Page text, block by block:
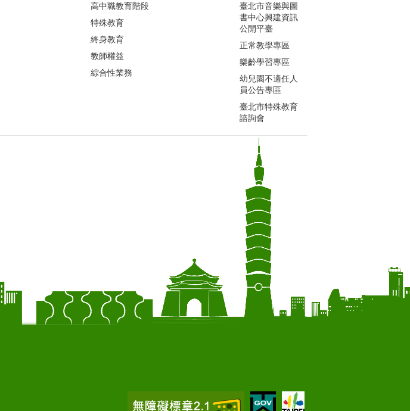
高中職教育階段
特殊教育
終身教育
教師權益
綜合性業務
臺北市音樂與圖
書中心興建資訊
公開平臺
正常教學專區
樂齡學習專區
幼兒園不適任人
員公告專區
臺北市特殊教育
諮詢會